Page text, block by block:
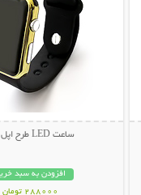
ساعت LED طرح اپل واچ
افزودن به سبد
288000 تومان